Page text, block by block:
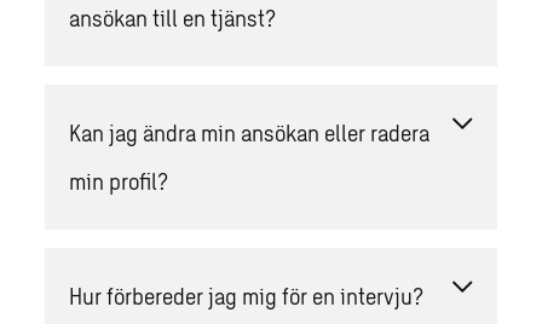
ansökan till en tjänst?
Kan jag ändra min ansökan eller radera
min profil?
Hur förbereder jag mig för en intervju?